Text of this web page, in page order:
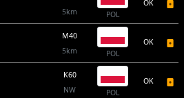
5km
POL
OK
M40
5km
POL
OK
K60
NW
POL
OK